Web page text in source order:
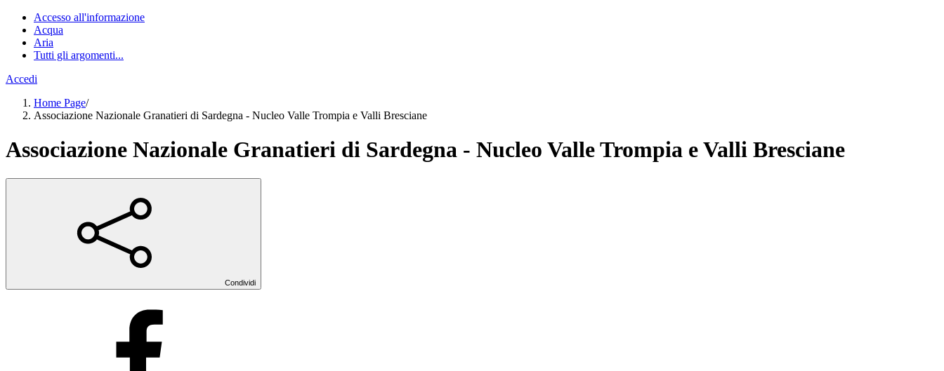
Accesso all'informazione
Acqua
Aria
Tutti gli argomenti...
Accedi
Home Page/
Associazione Nazionale Granatieri di Sardegna - Nucleo Valle Trompia e Valli Bresciane
Associazione Nazionale Granatieri di Sardegna - Nucleo Valle Trompia e Valli Bresciane
Condividi